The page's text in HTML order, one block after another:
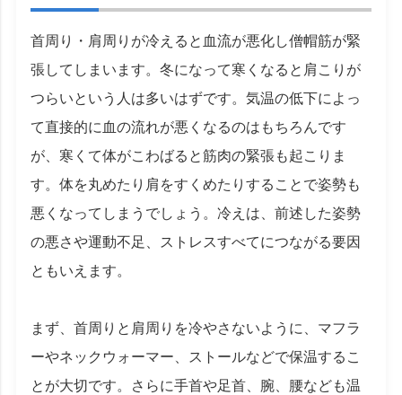
首周り・肩周りが冷えると血流が悪化し僧帽筋が緊
張してしまいます。冬になって寒くなると肩こりが
つらいという人は多いはずです。気温の低下によっ
て直接的に血の流れが悪くなるのはもちろんです
が、寒くて体がこわばると筋肉の緊張も起こりま
す。体を丸めたり肩をすくめたりすることで姿勢も
悪くなってしまうでしょう。冷えは、前述した姿勢
の悪さや運動不足、ストレスすべてにつながる要因
ともいえます。
まず、首周りと肩周りを冷やさないように、マフラ
ーやネックウォーマー、ストールなどで保温するこ
とが大切です。さらに手首や足首、腕、腰なども温